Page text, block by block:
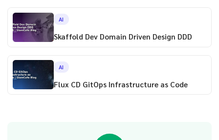
AI
Skaffold Dev Domain Driven Design DDD
AI
Flux CD GitOps Infrastructure as Code